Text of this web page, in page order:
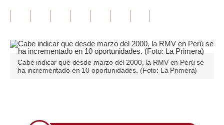
Opinión
Pregunta de hoy
Blogs
Cabe indicar que desde marzo del 2000, la RMV en Perú se
ha incrementado en 10 oportunidades. (Foto: La Primera)